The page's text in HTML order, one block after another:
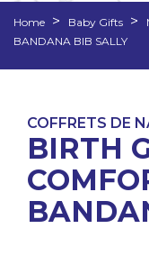
Home Baby Gifts
BANDANA BIB SALLY
COFFRETS DE
BIRTH